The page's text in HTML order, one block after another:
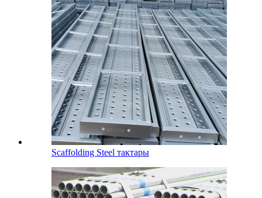
Scaffolding Steel тактары